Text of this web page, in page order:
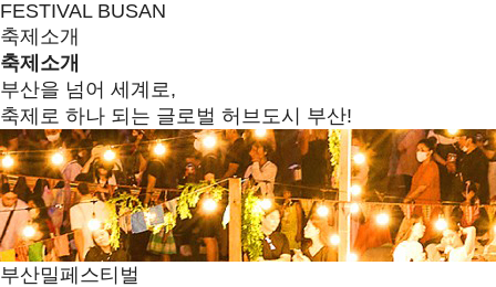
FESTIVAL BUSAN
축제소개
축제소개
부산을 넘어 세계로,
축제로 하나 되는 글로벌 허브도시 부산!
부산밀페스티벌